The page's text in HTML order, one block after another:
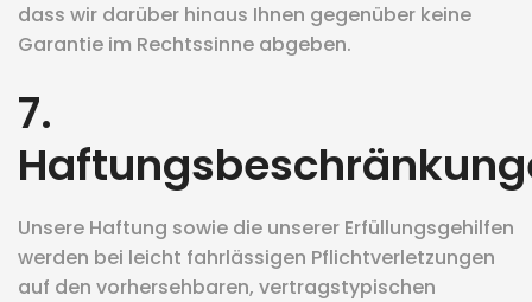
dass wir darüber hinaus Ihnen gegenüber keine
Garantie im Rechtssinne abgeben.
7.
Unsere Haftung sowie die unserer Erfüllungsgehilfen
werden bei leicht fahrlässigen Pflichtverletzungen
auf den vorhersehbaren, vertragstypischen